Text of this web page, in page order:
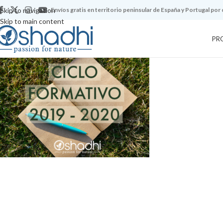
Skip to navigation
Skip to main content
Envíos gratis en territorio peninsular de España y Portugal por